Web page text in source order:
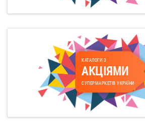
КАТАЛОГИ З
АКЦІЯМИ
СУПЕРМАРКЕТІВ УКРАЇНИ